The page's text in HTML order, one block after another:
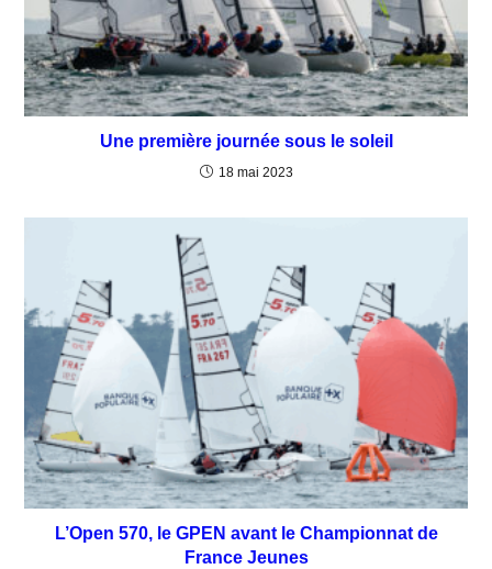
Une première journée sous le soleil
18 mai 2023
L’Open 570, le GPEN avant le Championnat de
France Jeunes